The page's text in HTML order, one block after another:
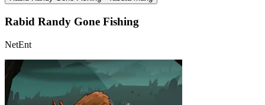
Rabid Randy Gone Fishing
NetEnt